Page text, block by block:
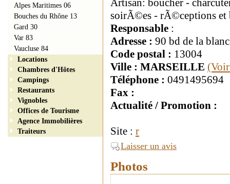
Artisan: boucher -
soirÃ©es - rÃ©ceptions
Responsable :
Adresse : 90 bd de la
Code postal : 13004
Ville : MARSEILLE
Téléphone : 0491495694
Fax :
Actualité / Promotion :
Site : r
Laisser un avis
Photos
Alpes Maritimes 06
Bouches du Rhône 13
Gard 30
Var 83
Vaucluse 84
Locations
Chambres d'Hôtes
Campings
Restaurants
Vignobles
Offices de Tourisme
Agence Immobilières
Traiteurs